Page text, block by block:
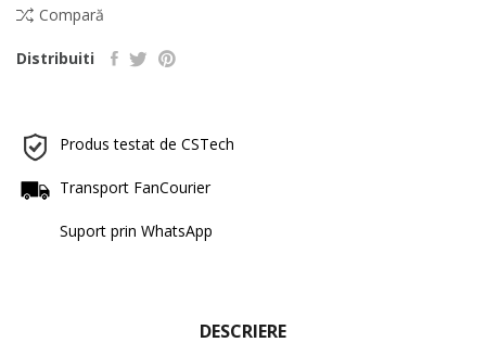
Compară
Distribuiti
Produs testat de CSTech
Transport FanCourier
Suport prin WhatsApp
DESCRIERE